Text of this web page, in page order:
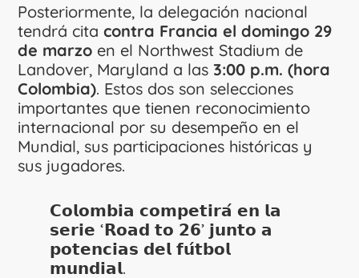
Posteriormente, la delegación nacional
tendrá citacontra Francia el domingo 29
de marzo en el Northwest Stadium de
Landover, Maryland a las3:00 p.m. (hora
Colombia). Estos dos son selecciones
importantes que tienen reconocimiento
internacional por su desempeño en el
Mundial, sus participaciones históricas y
sus jugadores.
𝗖𝗼𝗹𝗼𝗺𝗯𝗶𝗮 𝗰𝗼𝗺𝗽𝗲𝘁𝗶𝗿𝗮́ 𝗲𝗻 𝗹𝗮
𝘀𝗲𝗿𝗶𝗲 ‘𝗥𝗼𝗮𝗱 𝘁𝗼 𝟮𝟲’ 𝗷𝘂𝗻𝘁𝗼 𝗮
𝗽𝗼𝘁𝗲𝗻𝗰𝗶𝗮𝘀 𝗱𝗲𝗹 𝗳𝘂́𝘁𝗯𝗼𝗹
𝗺𝘂𝗻𝗱𝗶𝗮𝗹.